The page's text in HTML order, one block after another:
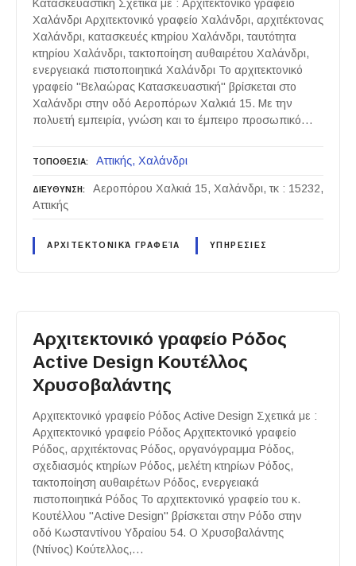
Κατασκευαστική Σχετικά με : Αρχιτεκτονικό γραφείο
Χαλάνδρι Αρχιτεκτονικό γραφείο Χαλάνδρι, αρχιτέκτονας
Χαλάνδρι, κατασκευές κτηρίου Χαλάνδρι, ταυτότητα
κτηρίου Χαλάνδρι, τακτοποίηση αυθαιρέτου Χαλάνδρι,
ενεργειακά πιστοποιητικά Χαλάνδρι Το αρχιτεκτονικό
γραφείο "Βελαώρας Κατασκευαστική" βρίσκεται στο
Χαλάνδρι στην οδό Αεροπόρων Χαλκιά 15. Με την
πολυετή εμπειρία, γνώση και το έμπειρο προσωπικό…
ΤΟΠΟΘΕΣΙΑ Αττικής Χαλάνδρι
ΔΙΕΥΘΥΝΣΗ
Αεροπόρου Χαλκιά 15, Χαλάνδρι, τκ : 15232,
Αττικής
ΑΡΧΙΤΕΚΤΟΝΙΚΆ ΓΡΑΦΕΊΑ ΥΠΗΡΕΣΙΕΣ
Αρχιτεκτονικό γραφείο Ρόδος
Active Design Κουτέλλος
Χρυσοβαλάντης
Αρχιτεκτονικό γραφείο Ρόδος Active Design Σχετικά με :
Αρχιτεκτονικό γραφείο Ρόδος Αρχιτεκτονικό γραφείο
Ρόδος, αρχιτέκτονας Ρόδος, οργανόγραμμα Ρόδος,
σχεδιασμός κτηρίων Ρόδος, μελέτη κτηρίων Ρόδος,
τακτοποίηση αυθαιρέτων Ρόδος, ενεργειακά
πιστοποιητικά Ρόδος Το αρχιτεκτονικό γραφείο του κ.
Κουτέλλου "Active Design" βρίσκεται στην Ρόδο στην
οδό Κωσταντίνου Υδραίου 54. Ο Χρυσοβαλάντης
(Ντίνος) Κούτελλος,…